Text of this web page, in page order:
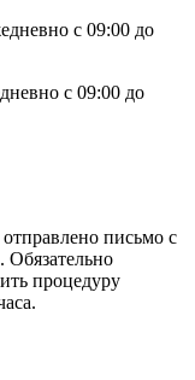
с 09:00 до
с 09:00 до
письмо с
Обязательно
процедуру